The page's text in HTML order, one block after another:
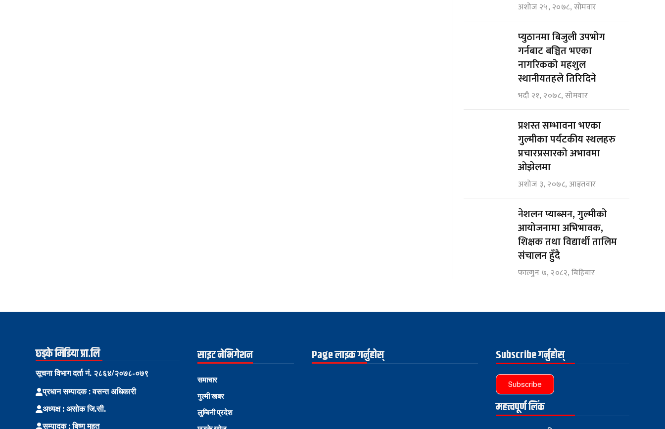
अशोज २५, २०७८, सोमवार
प्युठानमा बिजुली उपभोग
गर्नबाट बञ्चित भएका
नागरिकको महशुल
स्थानीयतहले तिरिदिने
भदौ २१, २०७८, सोमवार
प्रशस्त सम्भावना भएका
गुल्मीका पर्यटकीय स्थलहरु
प्रचारप्रसारको अभावमा
ओझेलमा
अशोज ३, २०७८, आइतवार
नेशलन प्याब्सन, गुल्मीको
आयोजनामा अभिभावक,
शिक्षक तथा विद्यार्थी तालिम
संचालन हुँदै
फाल्गुन ७, २०८२, बिहिबार
छ्ड्के मिडिया प्रा.लि
सूचना विभाग दर्ता नं. २८६४/२०७८-०७९
प्रधान सम्पादक : वसन्त अधिकारी
अध्यक्ष : असोक जि.सी.
सम्पादक : बिष्णु महत
साइट नेभिगेशन
समाचार
गुल्मी खबर
लुम्बिनी प्रदेश
Page लाइक गर्नुहोस् Subscribe गर्नुहोस्
Subscribe
महत्त्वपूर्ण लिंक